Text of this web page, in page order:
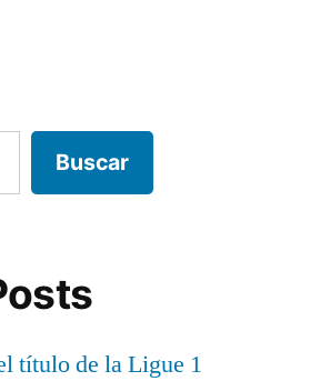
Buscar
título de la Ligue 1